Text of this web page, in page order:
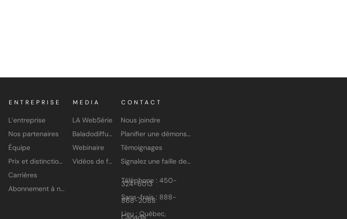
ENTREPRISE
L’entreprise
Nos partenaires
Équipe
Prix et distinctions
Carrières
Abonnement à nos infolettres
MEDIA
LA WebSérie
Baladodiffusion
Webinaire
Vidéos de formation
CONTACT
Nous joindre
Planifier une démonstration
Témoignages
Signalez une faille de sécurité
Téléphone : 450-
324-6013
Sans-frais : 888-
868-2088
Lieu : Québec,
Canada